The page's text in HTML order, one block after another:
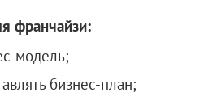
франчайзи:
модель;
бизнес-план;